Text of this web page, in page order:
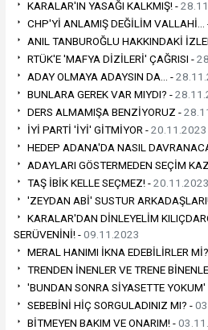
KARALAR'IN YASAĞI KALKMIŞ! -
CHP'Yİ ANLAMIŞ DEĞİLİM VALLAHİ…
ANIL TANBUROĞLU HAKKINDAKİ
RTÜK'E 'MAFYA DİZİLERİ' ÇAĞRISI -
ADAY OLMAYA ADAYSIN DA… -
BUNLARA GEREK VAR MIYDI? -
DERS ALMAMIŞA BENZİYORUZ -
İYİ PARTİ 'İYİ' GİTMİYOR -20.11.2023
HEDEP ADANA'DA NASIL
ADAYLARI GÖSTERMEDEN SEÇİM
TAŞ İBİK KELLE SEÇMEZ! -20.11.2023
'ZEYDAN ABİ' SUSTUR
KARALAR'DAN DİNLEYELİM
SERÜVENİNİ! -09.11.2023
MERAL HANIMI İKNA EDEBİLİRLER
TRENDEN İNENLER VE TRENE
'BUNDAN SONRA SİYASETTE
SEBEBİNİ HİÇ SORGULADINIZ MI? -
BİTMEYEN BAKIM VE ONARIM! -